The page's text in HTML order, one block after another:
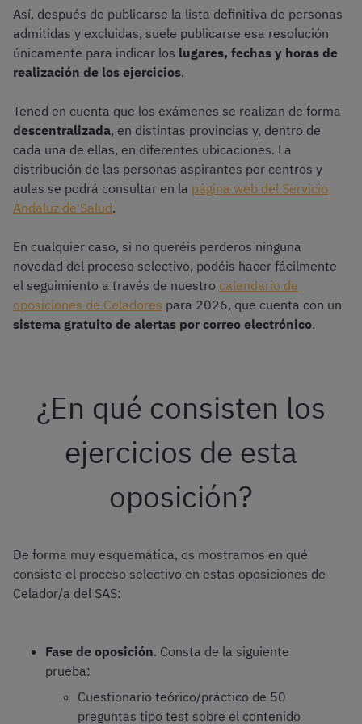
Así, después de publicarse la lista definitiva de personas
admitidas y excluidas, suele publicarse esa resolución
únicamente para indicar los lugares, fechas y horas de
realización de los ejercicios.
Tened en cuenta que los exámenes se realizan de forma
descentralizada, en distintas provincias y, dentro de
cada una de ellas, en diferentes ubicaciones. La
distribución de las personas aspirantes por centros y
aulas se podrá consultar en la página web del Servicio
Andaluz de Salud.
En cualquier caso, si no queréis perderos ninguna
novedad del proceso selectivo, podéis hacer fácilmente
el seguimiento a través de nuestro calendario de
oposiciones de Celadores para 2026, que cuenta con un
sistema gratuito de alertas por correo electrónico.
¿En qué consisten los
ejercicios de esta
oposición?
De forma muy esquemática, os mostramos en qué
consiste el proceso selectivo en estas oposiciones de
Celador/a del SAS:
Fase de oposición. Consta de la siguiente
prueba:
Cuestionario teórico/práctico de 50
preguntas tipo test sobre el contenido